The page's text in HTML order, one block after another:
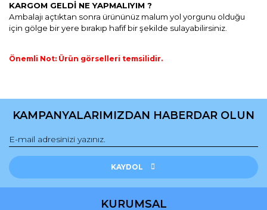
KARGOM GELDİ NE YAPMALIYIM ?
Ambalajı açtıktan sonra ürününüz malum yol yorgunu olduğu
için gölge bir yere bırakıp hafif bir şekilde sulayabilirsiniz.
Önemli Not: Ürün görselleri temsilidir.
konularda yetersiz gördüğünüz noktaları öneri formunu
Görüş ve önerileriniz için teşekkür ederiz.
Ürün resmi kalitesiz, bozuk veya görüntülenemiyor.
Ürün açıklamasında eksik bilgiler bulunuyor.
Ürün fiyatı diğer sitelerden daha pahalı.
KAMPANYALARIMIZDAN HABERDAR OLUN
KAYDOL
KURUMSAL